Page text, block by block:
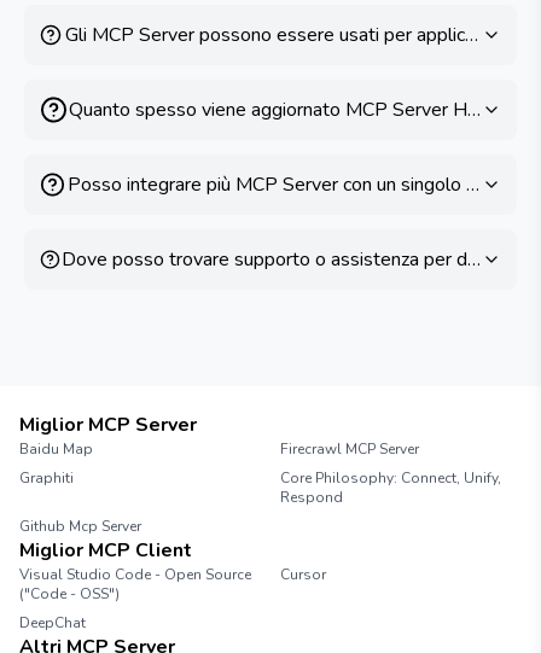
Gli MCP Server possono essere usati per applicazioni
Quanto spesso viene aggiornato MCP Server Hub?
Posso integrare più MCP Server con un singolo AI
Dove posso trovare supporto o assistenza per
Miglior MCP Server
Baidu Map
Firecrawl MCP Server
Graphiti
Core Philosophy: Connect, Unify,
Respond
Github Mcp Server
Miglior MCP Client
Visual Studio Code - Open Source
("Code - OSS")
Cursor
DeepChat
Altri MCP Server